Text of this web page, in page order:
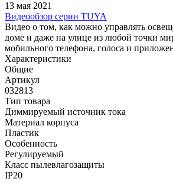
13 мая 2021
Видеообзор серии TUYA
Видео о том, как можно управлять
доме и даже на улице из любой точки
мобильного телефона, голоса и
Характеристики
Общие
Артикул
032813
Тип товара
Диммируемый источник тока
Материал корпуса
Пластик
Особенность
Регулируемый
Класс пылевлагозащиты
IP20